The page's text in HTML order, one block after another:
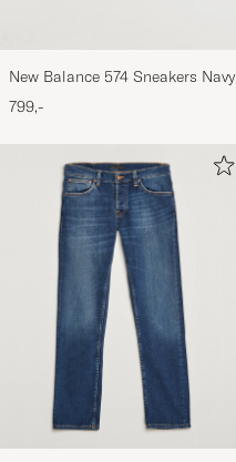
New Balance 574 Sneakers Navy
799,-